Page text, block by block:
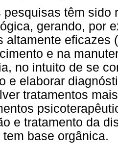
pesquisas têm sido
gerando, por
altamente eficazes
e na
no intuito de se
e elaborar
tratamentos
e tratamento da
tem base orgânica.